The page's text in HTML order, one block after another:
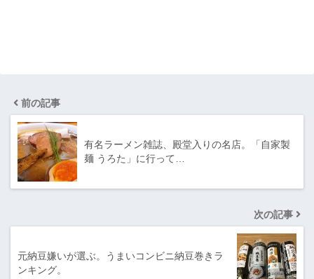
前の記事
有名ラーメン雑誌、殿堂入りの名店。「自家製
麺 うろた」に行って…
次の記事
元納豆嫌いが選ぶ。うまいコンビニ納豆巻きラ
ンキング。